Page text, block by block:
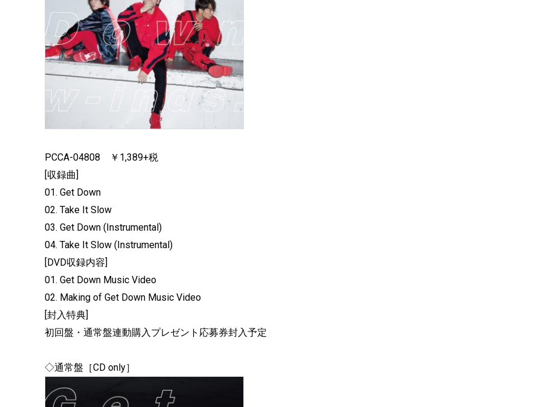
PCCA-04808 ￥1,389+税
[収録曲]
01. Get Down
02. Take It Slow
03. Get Down (Instrumental)
04. Take It Slow (Instrumental)
[DVD収録内容]
01. Get Down Music Video
02. Making of Get Down Music Video
[封入特典]
初回盤・通常盤連動購入プレゼント応募券封入予定
◇通常盤［CD only］